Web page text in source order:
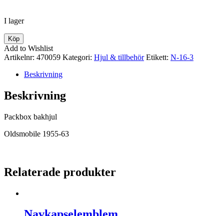
I lager
Packbox
bakhjul
mängd
Köp
Add to Wishlist
Artikelnr: 470059 Kategori: Hjul & tillbehör Etikett: N-16-3
Beskrivning
Beskrivning
Packbox bakhjul
Oldsmobile 1955-63
Relaterade produkter